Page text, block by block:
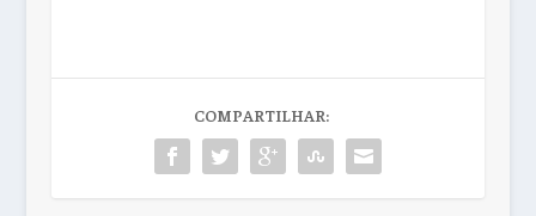
COMPARTILHAR: